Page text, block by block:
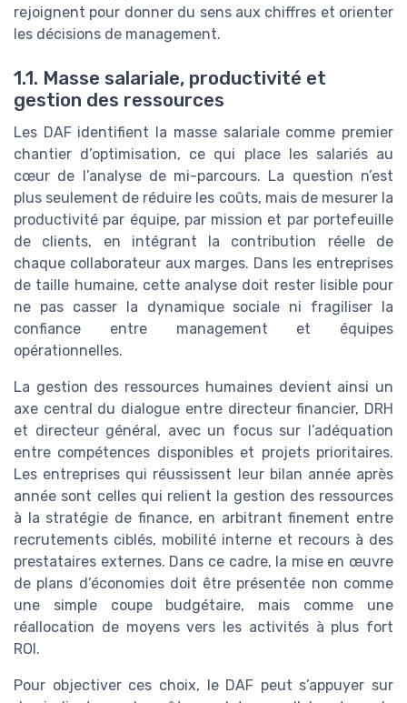
rejoignent pour donner du sens aux chiffres et orienter
les décisions de management.
1.1. Masse salariale, productivité et
gestion des ressources
Les DAF identifient la masse salariale comme premier
chantier d’optimisation, ce qui place les salariés au
cœur de l’analyse de mi-parcours. La question n’est
plus seulement de réduire les coûts, mais de mesurer la
productivité par équipe, par mission et par portefeuille
de clients, en intégrant la contribution réelle de
chaque collaborateur aux marges. Dans les entreprises
de taille humaine, cette analyse doit rester lisible pour
ne pas casser la dynamique sociale ni fragiliser la
confiance entre management et équipes
opérationnelles.
La gestion des ressources humaines devient ainsi un
axe central du dialogue entre directeur financier, DRH
et directeur général, avec un focus sur l’adéquation
entre compétences disponibles et projets prioritaires.
Les entreprises qui réussissent leur bilan année après
année sont celles qui relient la gestion des ressources
à la stratégie de finance, en arbitrant finement entre
recrutements ciblés, mobilité interne et recours à des
prestataires externes. Dans ce cadre, la mise en œuvre
de plans d’économies doit être présentée non comme
une simple coupe budgétaire, mais comme une
réallocation de moyens vers les activités à plus fort
ROI.
Pour objectiver ces choix, le DAF peut s’appuyer sur